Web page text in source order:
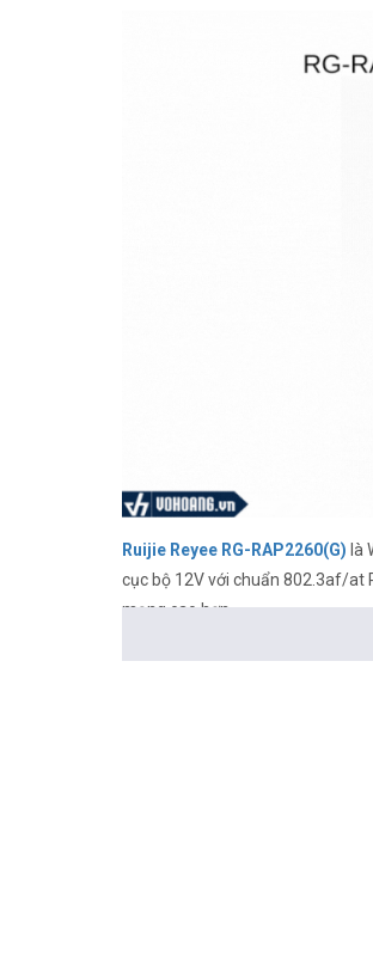
Ruijie Reyee RG-RAP2260(G) là
cục bộ 12V với chuẩn 802.3af/at
mạng cao hơn.